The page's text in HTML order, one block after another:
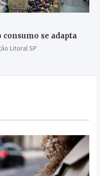
consumo se adapta
Litoral SP